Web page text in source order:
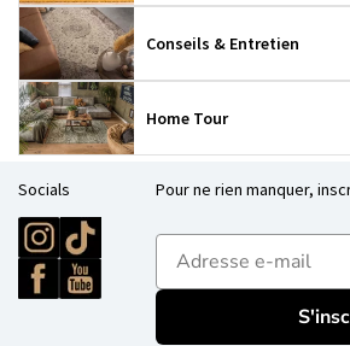
Conseils & Entretien
Home Tour
Socials Pour ne rien manquer,
E-mailadres